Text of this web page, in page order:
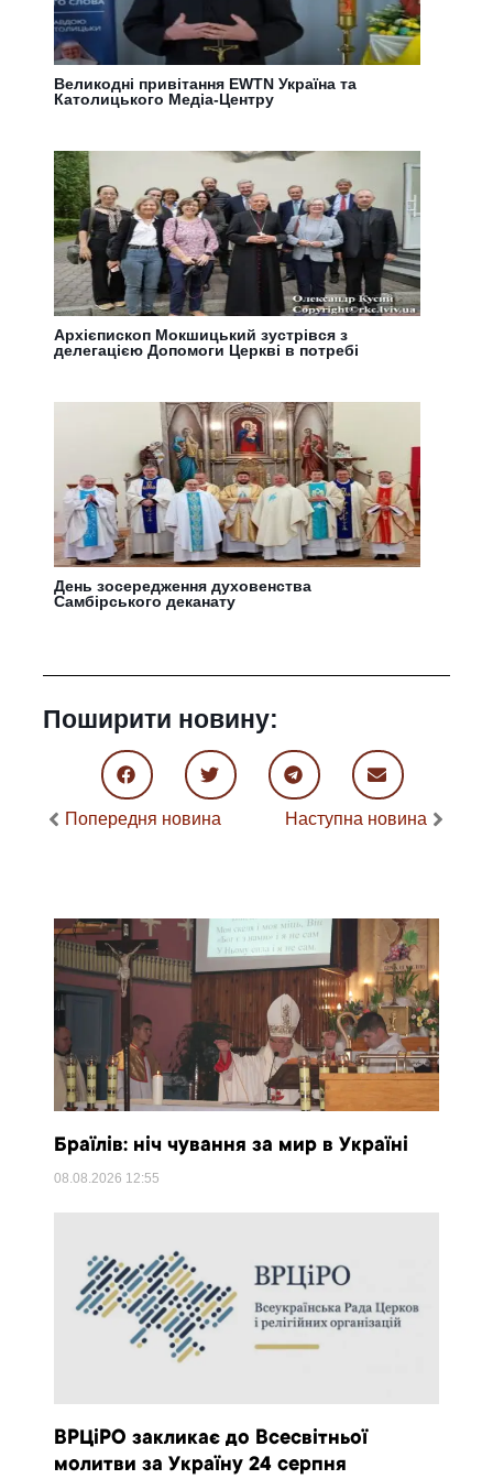
Великодні привітання EWTN Україна та
Католицького Медіа-Центру
Архієпископ Мокшицький зустрівся з
делегацією Допомоги Церкві в потребі
День зосередження духовенства
Самбірського деканату
Поширити новину:
Попередня новина Наступна новина
Браїлів: ніч чування за мир в Україні
08.08.2026 12:55
ВРЦіРО закликає до Всесвітньої
молитви за Україну 24 серпня